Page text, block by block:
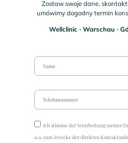
Zostaw swoje dane,
umówimy dogodny termin
Wellclinic ∙ Warschau ∙
Ich stimme der Verarbeitung meiner
o.o. zum Zwecke der direkten